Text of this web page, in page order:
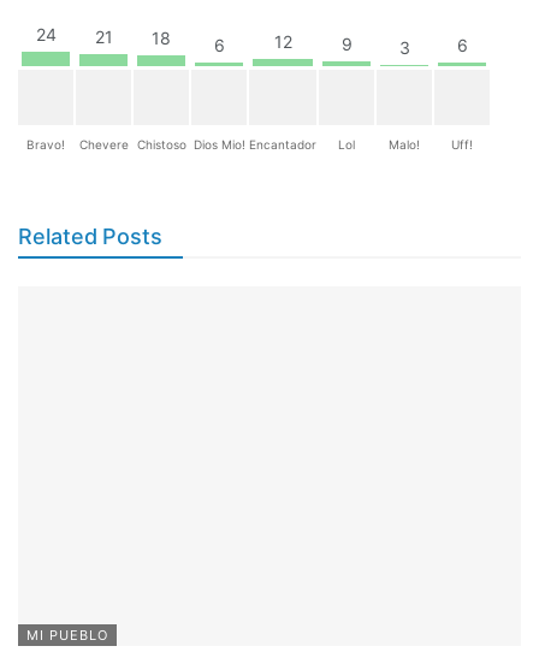
24
Bravo!
21
Chevere
18
Chistoso
6
Dios Mio!
12
Encantador
9
Lol
3
Malo!
6
Uff!
Related Posts
MI PUEBLO